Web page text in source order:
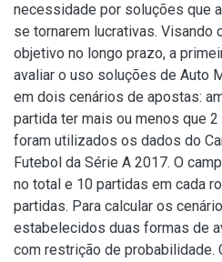
necessidade por soluções que
se tornarem lucrativas. Visando
objetivo no longo prazo, a
avaliar o uso soluções de Auto
em dois cenários de apostas:
partida ter mais ou menos que
foram utilizados os dados do
Futebol da Série A 2017. O
no total e 10 partidas em cada
partidas. Para calcular os
estabelecidos duas formas de
com restrição de probabilidade.